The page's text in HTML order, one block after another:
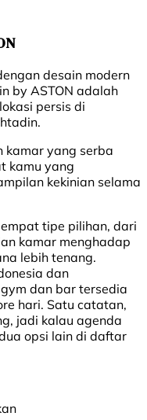
desain modern
by ASTON adalah
persis di
kamar yang serba
kamu yang
kekinian selama
tipe pilihan, dari
kamar menghadap
lebih tenang.
dan
dan bar tersedia
hari. Satu catatan,
jadi kalau agenda
opsi lain di daftar